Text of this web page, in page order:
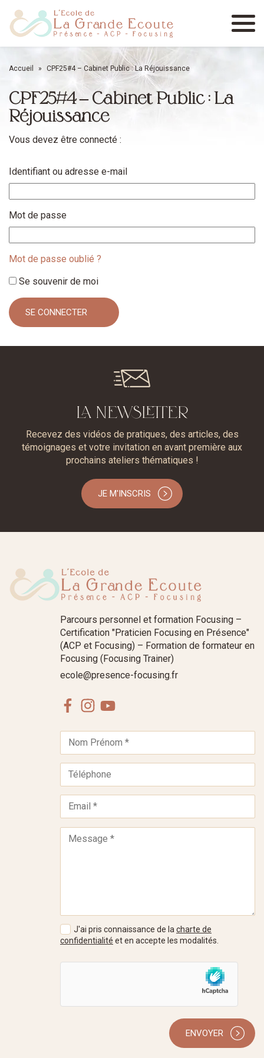
Menu
Accueil » CPF25#4 – Cabinet Public : La Réjouissance
CPF25#4 – Cabinet Public : La
Réjouissance
Vous devez être connecté :
Identifiant ou adresse e-mail
Mot de passe
Mot de passe oublié ?
Se souvenir de moi
LA NEWSLETTER
Recevez des vidéos de pratiques, des articles, des
témoignages et votre invitation en avant première aux
prochains ateliers thématiques !
JE M'INSCRIS
Parcours personnel et formation Focusing –
Certification "Praticien Focusing en Présence"
(ACP et Focusing) – Formation de formateur en
Focusing (Focusing Trainer)
ecole@presence-focusing.fr
FacebookInstagram
J'ai pris connaissance de lacharte de
confidentialité et en accepte les modalités.
ENVOYER